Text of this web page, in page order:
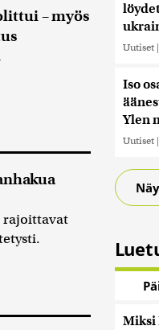
– myös
rajoittavat
Uutiset |
Iso
Ylen
Uutiset |
Miksi